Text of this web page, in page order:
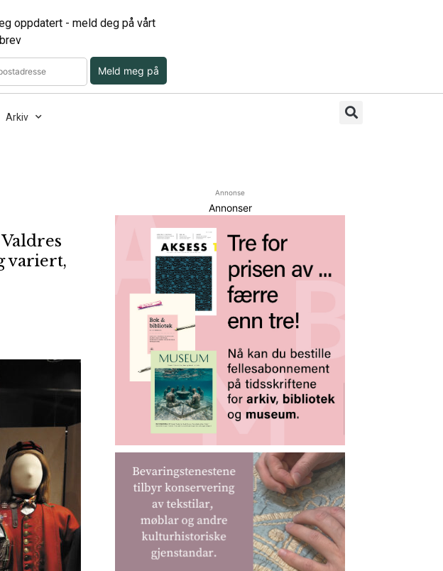
oppdatert - meld deg på vårt
Meld meg på
Arkiv
variert,
Annonse
Annonser